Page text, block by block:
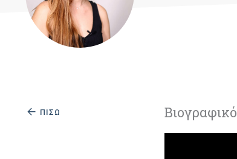
ΠΙΣΩ Βιογραφικό